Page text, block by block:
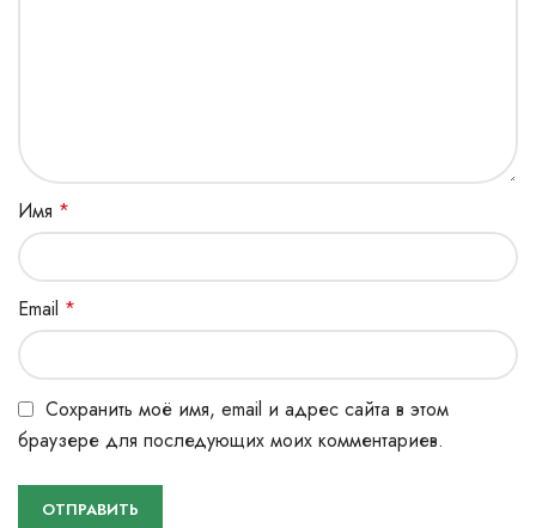
Имя *
Email *
Сохранить моё имя, email и адрес сайта в этом
браузере для последующих моих комментариев.